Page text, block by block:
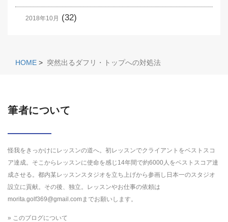
2018年10月 (32)
HOME > 突然出るダフリ・トップへの対処法
筆者について
怪我をきっかけにレッスンの道へ。初レッスンでクライアントをベストスコ
ア達成。そこからレッスンに使命を感じ14年間で約6000人をベストスコア達
成させる。都内某レッスンスタジオを立ち上げから参画し日本一のスタジオ
設立に貢献。その後、独立。レッスンやお仕事の依頼は
morita.golf369@gmail.comまでお願いします。
» このブログについて